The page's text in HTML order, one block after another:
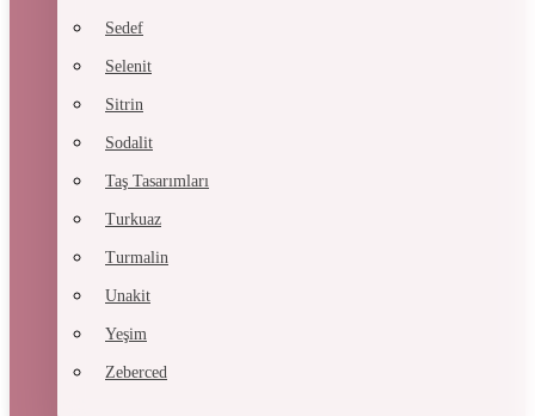
Sedef
Selenit
Sitrin
Sodalit
Taş Tasarımları
Turkuaz
Turmalin
Unakit
Yeşim
Zeberced